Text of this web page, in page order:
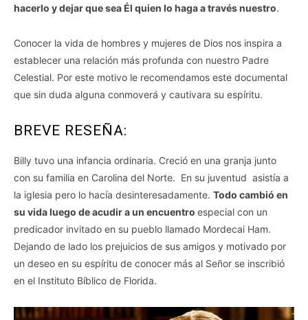
hacerlo y dejar que sea Él quien lo haga a través nuestro.
Conocer la vida de hombres y mujeres de Dios nos inspira a
establecer una relación más profunda con nuestro Padre
Celestial. Por este motivo le recomendamos este documental
que sin duda alguna conmoverá y cautivara su espíritu.
BREVE RESEÑA:
Billy tuvo una infancia ordinaria. Creció en una granja junto
con su familia en Carolina del Norte. En su juventud asistía a
la iglesia pero lo hacía desinteresadamente. Todo cambió en
su vida luego de acudir a un encuentro especial con un
predicador invitado en su pueblo llamado Mordecai Ham.
Dejando de lado los prejuicios de sus amigos y motivado por
un deseo en su espíritu de conocer más al Señor se inscribió
en el Instituto Bíblico de Florida.